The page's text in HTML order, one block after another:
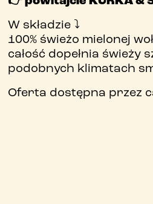
W składzie ⤵️
100% świeżo mielonej
całość dopełnia
podobnych klimatach
Oferta dostępna przez